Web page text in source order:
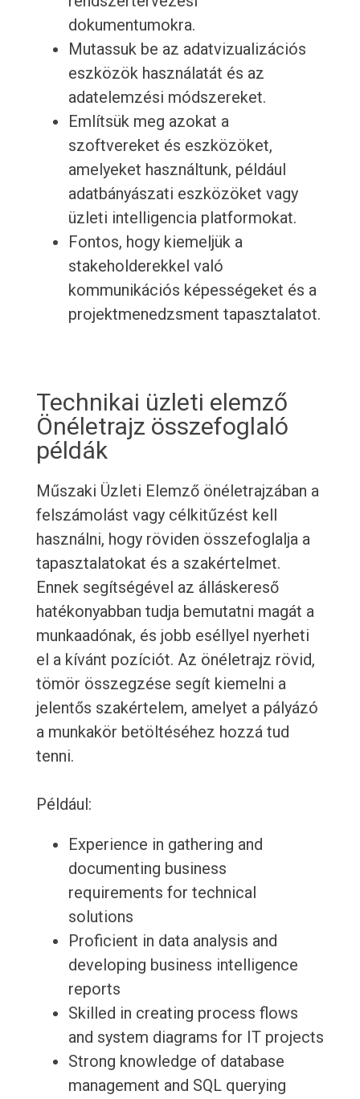
dokumentumokra.
Mutassuk be az adatvizualizációs
eszközök használatát és az
adatelemzési módszereket.
Említsük meg azokat a
szoftvereket és eszközöket,
amelyeket használtunk, például
adatbányászati ​​eszközöket vagy
üzleti intelligencia platformokat.
Fontos, hogy kiemeljük a
stakeholderekkel való
kommunikációs képességeket és a
projektmenedzsment tapasztalatot.
Technikai üzleti elemző
Önéletrajz összefoglaló
példák
Műszaki Üzleti Elemző önéletrajzában a
felszámolást vagy célkitűzést kell
használni, hogy röviden összefoglalja a
tapasztalatokat és a szakértelmet.
Ennek segítségével az álláskereső
hatékonyabban tudja bemutatni magát a
munkaadónak, és jobb eséllyel nyerheti
el a kívánt pozíciót. Az önéletrajz rövid,
tömör összegzése segít kiemelni a
jelentős szakértelem, amelyet a pályázó
a munkakör betöltéséhez hozzá tud
tenni.
Például:
Experience in gathering and
documenting business
requirements for technical
solutions
Proficient in data analysis and
developing business intelligence
reports
Skilled in creating process flows
and system diagrams for IT projects
Strong knowledge of database
management and SQL querying